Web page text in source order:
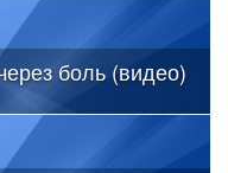
боль (видео)